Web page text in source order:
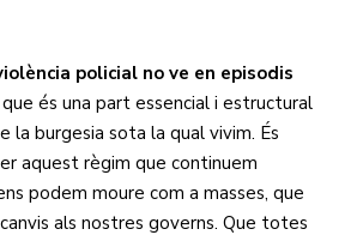
policial no ve en episodis
que és una part essencial i estructural
la burgesia sota la qual vivim. És
aquest règim que continuem
podem moure com a masses, que
als nostres governs. Que totes